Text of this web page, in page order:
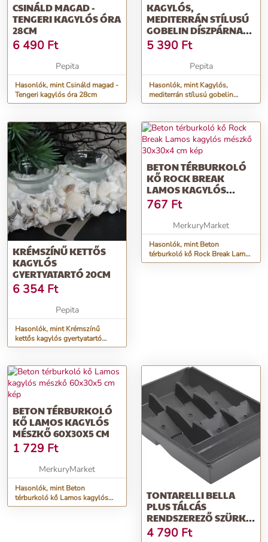
CSINÁLD MAGAD -
TENGERI KAGYLÓS ÓRA
28CM
6 490 Ft
Pepita
Hasonlók, mint Csináld magad -
Tengeri kagylós óra 28cm
KAGYLÓS,
MEDITERRÁN STÍLUSÚ
GOBELIN DÍSZPÁRNA
HUZAT, 45X45 CM
5 390 Ft
Pepita
Hasonlók, mint Kagylós,
mediterrán stílusú gobelin
díszpárna huzat, 45x45 cm
KRÉMSZÍNŰ KETTŐS
KAGYLÓS
GYERTYATARTÓ 20CM
6 354 Ft
Pepita
Hasonlók, mint Krémszínű
kettős kagylós gyertyatartó
20cm
BETON TÉRBURKOLÓ
KŐ ROCK BREAK
LAMOS KAGYLÓS
MÉSZKŐ 30X30X4 CM
767 Ft
MerkuryMarket
Hasonlók, mint Beton
térburkoló kő Rock Break Lamos
kagylós mészkő 30x30x4 cm
BETON TÉRBURKOLÓ
KŐ LAMOS KAGYLÓS
MÉSZKŐ 60X30X5 CM
1 729 Ft
MerkuryMarket
Hasonlók, mint Beton
térburkoló kő Lamos kagylós
mészkő 60x30x5 cm
TONTARELLI BELLA
PLUS TÁLCÁS
RENDSZEREZŐ SZÜRKE
SZÍNŰ TÁLCÁVAL
4 790 Ft